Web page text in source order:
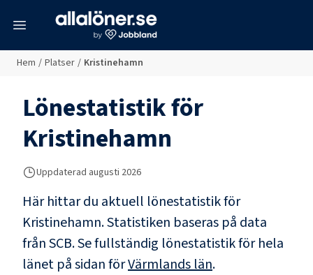
Hem / Platser / Kristinehamn
Lönestatistik för
Kristinehamn
Uppdaterad augusti 2026
Här hittar du aktuell lönestatistik för
Kristinehamn. Statistiken baseras på data
från SCB.Se fullständig lönestatistik för hela
länet på sidan förVärmlands län.